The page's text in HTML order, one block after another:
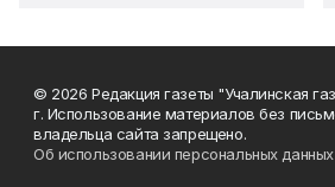
© 2026 Редакция газеты "Учалинская
г. Использование материалов без
владельца сайта запрещено.
Об использовании персональных данных